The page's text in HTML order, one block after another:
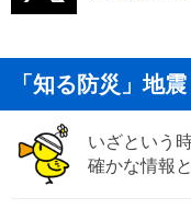
「知る防災」地震
いざという
確かな情報